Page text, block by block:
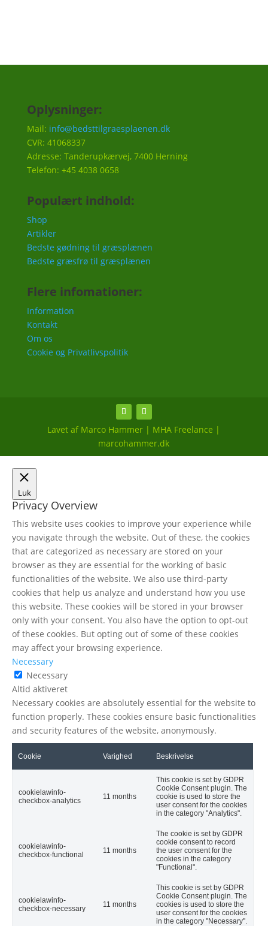
Oplysninger:
Mail: info@bedsttilgraesplaenen.dk
CVR: 41068337
Adresse: Tanderupkærvej, 7400 Herning
Telefon: +45 4038 0658
Populært indhold:
Shop
Artikler
Bedste gødning til græsplænen
Bedste græsfrø til græsplænen
Flere infomationer:
Information
Kontakt
Om os
Cookie og Privatlivspolitik
Lavet af Marco Hammer | MHA Freelance |
marcohammer.dk
Luk
Privacy Overview
This website uses cookies to improve your experience while
you navigate through the website. Out of these, the cookies
that are categorized as necessary are stored on your
browser as they are essential for the working of basic
functionalities of the website. We also use third-party
cookies that help us analyze and understand how you use
this website. These cookies will be stored in your browser
only with your consent. You also have the option to opt-out
of these cookies. But opting out of some of these cookies
may affect your browsing experience.
Necessary
Necessary
Altid aktiveret
Necessary cookies are absolutely essential for the website to
function properly. These cookies ensure basic functionalities
and security features of the website, anonymously.
Cookie Varighed Beskrivelse
cookielawinfo-
checkbox-analytics
11 months
This cookie is set by GDPR
Cookie Consent plugin. The
cookie is used to store the
user consent for the cookies
in the category "Analytics".
cookielawinfo-
checkbox-functional
11 months
The cookie is set by GDPR
cookie consent to record
the user consent for the
cookies in the category
"Functional".
cookielawinfo-
checkbox-necessary
11 months
This cookie is set by GDPR
Cookie Consent plugin. The
cookies is used to store the
user consent for the cookies
in the category "Necessary".